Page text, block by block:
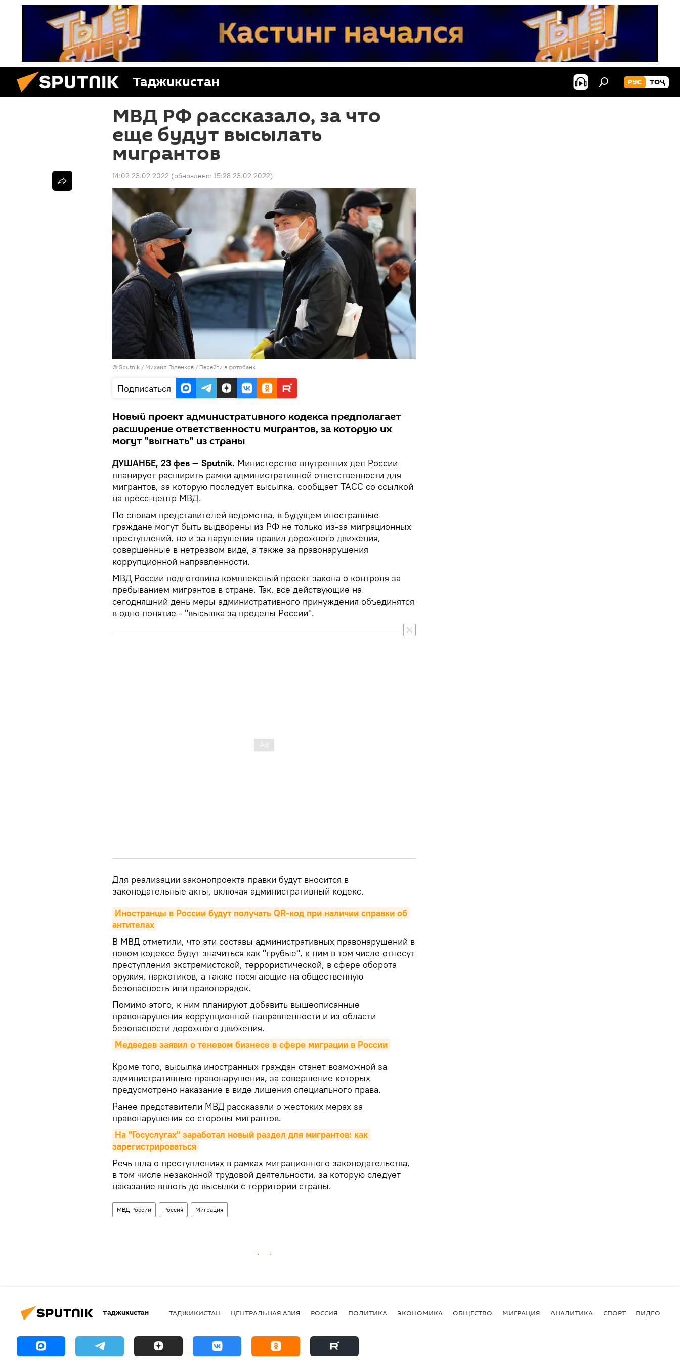
Таджикистан РУС ТОҶ
МВД РФ рассказало, за что
еще будут высылать
мигрантов
14:02 23.02.2022 (обновлено: 15:28 23.02.2022)
© Sputnik / Михаил Голенков / Перейти в фотобанк
Подписаться
Новый проект административного кодекса предполагает
расширение ответственности мигрантов, за которую их
могут "выгнать" из страны
ДУШАНБЕ, 23 фев — Sputnik. Министерство внутренних дел России
планирует расширить рамки административной ответственности для
мигрантов, за которую последует высылка, сообщает ТАСС со ссылкой
на пресс-центр МВД.
По словам представителей ведомства, в будущем иностранные
граждане могут быть выдворены из РФ не только из-за миграционных
преступлений, но и за нарушения правил дорожного движения,
совершенные в нетрезвом виде, а также за правонарушения
коррупционной направленности.
МВД России подготовила комплексный проект закона о контроля за
пребыванием мигрантов в стране. Так, все действующие на
сегодняшний день меры административного принуждения объединятся
в одно понятие - "высылка за пределы России".
Для реализации законопроекта правки будут вносится в
законодательные акты, включая административный кодекс.
Иностранцы в России будут получать QR-код при наличии справки об
антителах
В МВД отметили, что эти составы административных правонарушений в
новом кодексе будут значиться как "грубые", к ним в том числе отнесут
преступления экстремистской, террористической, в сфере оборота
оружия, наркотиков, а также посягающие на общественную
безопасность или правопорядок.
Помимо этого, к ним планируют добавить вышеописанные
правонарушения коррупционной направленности и из области
безопасности дорожного движения.
Медведев заявил о теневом бизнесе в сфере миграции в России
Кроме того, высылка иностранных граждан станет возможной за
административные правонарушения, за совершение которых
предусмотрено наказание в виде лишения специального права.
Ранее представители МВД рассказали о жестоких мерах за
правонарушения со стороны мигрантов.
На "Госуслугах" заработал новый раздел для мигрантов: как
зарегистрироваться
Речь шла о преступлениях в рамках миграционного законодательства,
в том числе незаконной трудовой деятельности, за которую следует
наказание вплоть до высылки с территории страны.
МВД России Россия Миграция
Таджикистан ТАДЖИКИСТАН ЦЕНТРАЛЬНАЯ АЗИЯ РОССИЯ ПОЛИТИКА ЭКОНОМИКА ОБЩЕСТВО МИГРАЦИЯ АНАЛИТИКА СПОРТ ВИДЕО